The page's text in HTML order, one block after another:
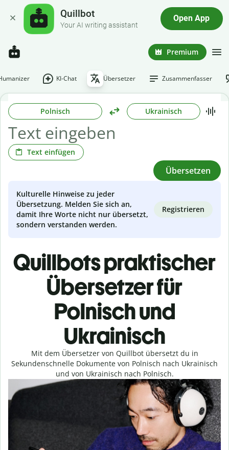
Quillbot
Your AI writing assistant
Open App
Premium
KI-Chat Übersetzer Zusammenfasser
Polnisch Ukrainisch
Text einfügen
Übersetzen
Kulturelle Hinweise zu jeder
Übersetzung. Melden Sie sich an,
damit Ihre Worte nicht nur übersetzt,
sondern verstanden werden.
Registrieren
Quillbots praktischer
Übersetzer für
Polnisch und
Ukrainisch
Mit dem Übersetzer von Quillbot übersetzt du in
Sekundenschnelle Dokumente von Polnisch nach Ukrainisch
und von Ukrainisch nach Polnisch.